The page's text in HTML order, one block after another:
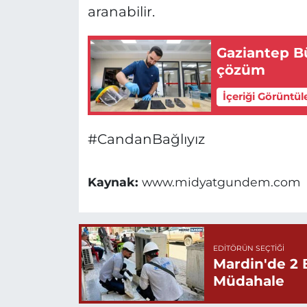
aranabilir.
Gaziantep
çözüm
İçeriği
#CandanBağlıyız
Kaynak: www.midyatgundem.com
EDITÖRÜN SEÇTIĞI
Mardin'de 2
Müdahale